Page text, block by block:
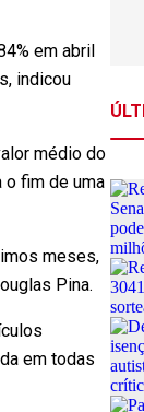
em abril
indicou
médio do
fim de uma
meses,
Pina.
em todas